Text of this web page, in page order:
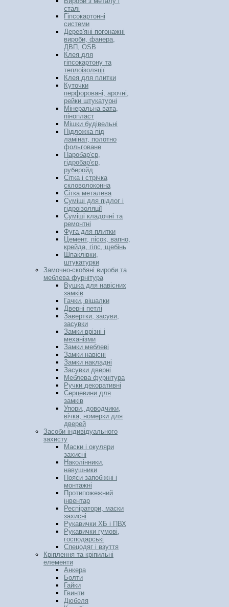
сталі
Гіпсокартонні
системи
Дерев'яні погонажні
вироби, фанера,
ДВП, OSB
Клея для
гіпсокартону та
теплоізоляції
Клея для плитки
Куточки
перфоровані, арочні,
рейки штукатурні
Мінеральна вата,
пінопласт
Мішки будівельні
Підложка під
ламінат, полотно
фольговане
Паробар'єр,
гідробар'єр,
руберойд
Сітка і стрічка
скловолоконна
Сітка металева
Суміші для підлог і
гідроізоляції
Суміші кладочні та
ремонтні
Фуга для плитки
Цемент, пісок, вапно,
крейда, гіпс, щебінь
Шпаклівки,
штукатурки
Замочно-скобяні вироби та
меблева фурнітура
Вушка для навісних
замків
Гачки, вішалки
Дверні петлі
Завертки, засуви,
засувки
Замки врізні і
механізми
Замки меблеві
Замки навісні
Замки накладні
Засувки дверні
Меблева фурнітура
Ручки декоративні
Серцевини для
замків
Упори, доводчики,
вічка, номерки для
дверей
Засоби індивідуального
захисту
Маски і окуляри
захисні
Наколінники,
навушники
Пояси запобіжні і
монтажні
Протипожежний
інвентар
Респіратори, маски
захисні
Рукавички ХБ і ПВХ
Рукавички гумові,
господарські
Спецодяг і взуття
Кріплення та кріпильні
елементи
Анкера
Болти
Гайки
Гвинти
Дюбеля